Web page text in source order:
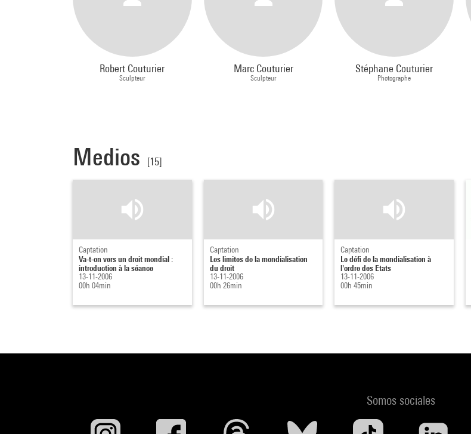
Robert Couturier
Sculpteur
Marc Couturier
Sculpteur
Stéphane Couturier
Photographe
Medios [15]
Captation
Va-t-on vers un droit mondial :
introduction à la séance
13-11-2006
00h 04min
Captation
Les limites de la mondialisation
du droit
13-11-2006
00h 26min
Captation
Le défi de la mondialisation à
l'ordre des Etats
13-11-2006
00h 45min
Somos sociales